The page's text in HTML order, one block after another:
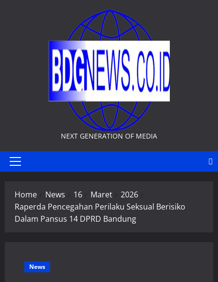
NEXT GENERATION OF MEDIA
Primary
Home News 16 Maret
2026
Raperda Pencegahan Perilaku Seksual Berisiko
Dalam Pansus 14 DPRD Bandung
News